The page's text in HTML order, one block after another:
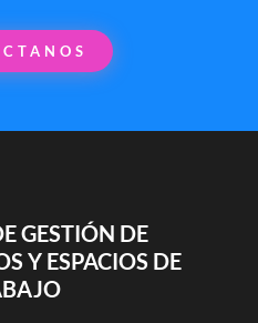
GESTIÓN DE
Y ESPACIOS DE